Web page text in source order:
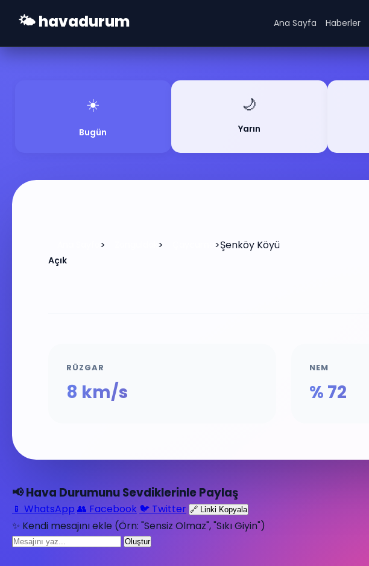
🌤️ havadurum Ana Sayfa Haberler
☀️
Bugün
🌙
Yarın
> > >Şenköy Köyü
Açık
RÜZGAR
8 km/s
NEM
% 72
📢 Hava Durumunu Sevdiklerinle Paylaş
📱 WhatsApp 👥 Facebook 🐦 Twitter 🔗 Linki Kopyala
✨ Kendi mesajını ekle (Örn: "Sensiz Olmaz", "Sıkı Giyin")
Oluştur